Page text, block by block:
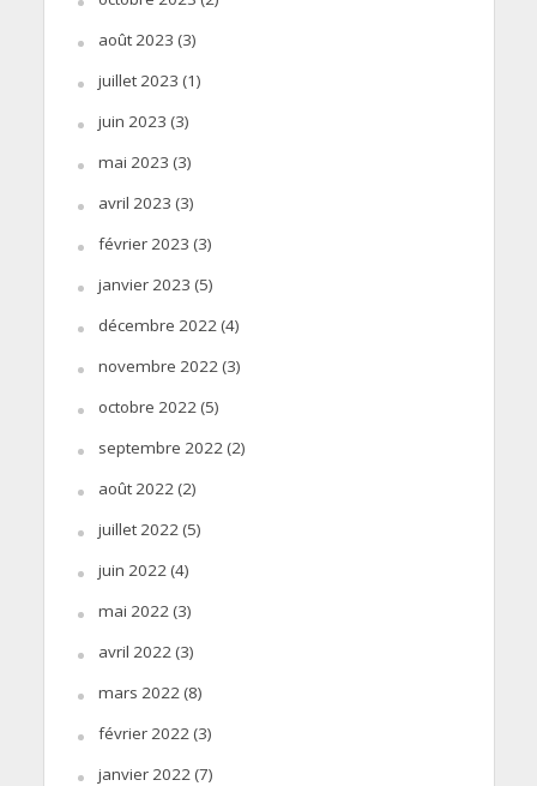
août 2023 (3)
juillet 2023 (1)
juin 2023 (3)
mai 2023 (3)
avril 2023 (3)
février 2023 (3)
janvier 2023 (5)
décembre 2022(4)
novembre 2022(3)
octobre 2022(5)
septembre 2022(2)
août 2022(2)
juillet 2022(5)
juin 2022(4)
mai 2022(3)
avril 2022(3)
mars 2022(8)
février 2022(3)
janvier 2022(7)